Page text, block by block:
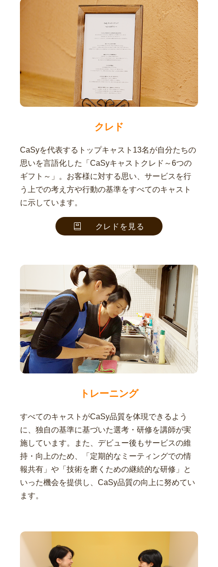
クレド
CaSyを代表するトップキャスト13名が自分たちの
思いを言語化した「CaSyキャストクレド～6つの
ギフト～」。お客様に対する思い、サービスを行
う上での考え方や行動の基準をすべてのキャスト
に示しています。
クレドを見る
トレーニング
すべてのキャストがCaSy品質を体現できるよう
に、独自の基準に基づいた選考・研修を講師が実
施しています。また、デビュー後もサービスの維
持・向上のため、「定期的なミーティングでの情
報共有」や「技術を磨くための継続的な研修」と
いった機会を提供し、CaSy品質の向上に努めてい
ます。